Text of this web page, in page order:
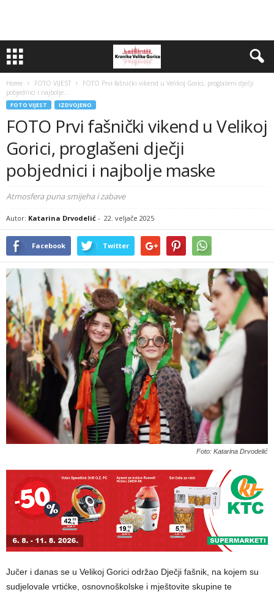
Home FOTO VIJEST
FOTO Prvi fašnički vikend u Velikoj Gorici, proglašeni dječji
pobjednici i najbolje...
FOTO VIJEST IZDVOJENO
FOTO Prvi fašnički vikend u Velikoj
Gorici, proglašeni dječji
pobjednici i najbolje maske
Atmosfera puna smijeha i zabave
Autor: Katarina Drvodelić - 22. veljače 2025
Facebook Twitter
Foto: Katarina Drvodelić
Jučer i danas se u Velikoj Gorici održao Dječji fašnik, na kojem su
sudjelovale vrtićke, osnovnoškolske i mještovite skupine te